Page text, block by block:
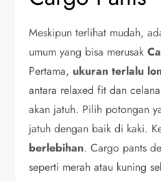
Meskipun terlihat mudah,
umum yang bisa merusak
Pertama, ukuran terlalu
antara relaxed fit dan
akan jatuh. Pilih potongan
jatuh dengan baik di kaki.
berlebihan. Cargo pants
seperti merah atau kuning